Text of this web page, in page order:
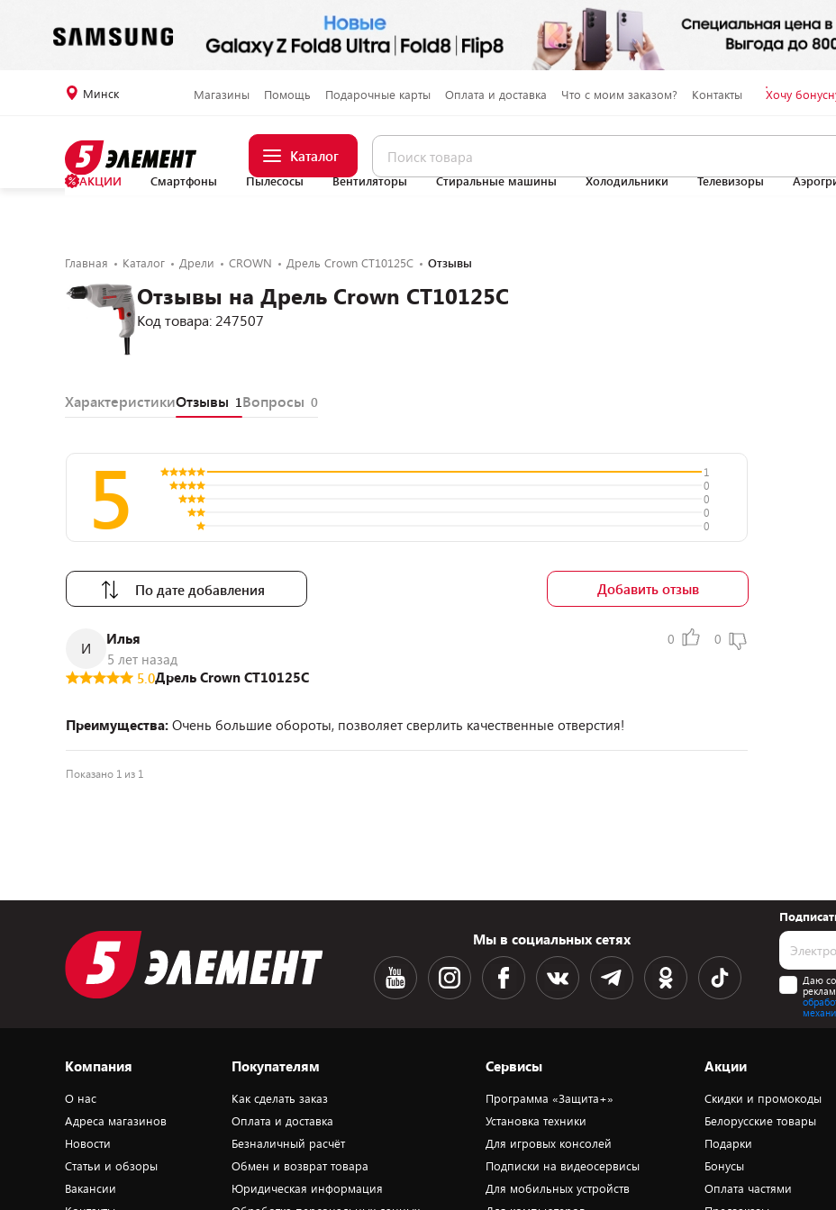
Минск Магазины Помощь Подарочные карты Оплата и доставка Что с моим заказом? Контакты Хочу
Каталог
АКЦИИ Смартфоны Пылесосы Вентиляторы Стиральные машины Холодильники Телевизоры
Главная Каталог Дрели CROWN Дрель Crown CT10125C Отзывы
Отзывы на Дрель Crown CT10125C
Код товара: 247507
ХарактеристикиОтзывы 1Вопросы 0
5
1
0
0
0
0
По дате добавления Добавить отзыв
И
Илья
5 лет назад
0 0
5.0Дрель Crown CT10125C
Преимущества: Очень большие обороты, позволяет сверлить качественные отверстия!
Показано 1 из 1
Мы в социальных сетях
Даю
Компания
О нас
Адреса магазинов
Новости
Статьи и обзоры
Вакансии
Покупателям
Как сделать заказ
Оплата и доставка
Безналичный расчёт
Обмен и возврат товара
Юридическая информация
Сервисы
Программа «Защита+»
Установка техники
Для игровых консолей
Подписки на видеосервисы
Для мобильных устройств
Акции
Скидки и промокоды
Белорусские товары
Подарки
Бонусы
Оплата частями